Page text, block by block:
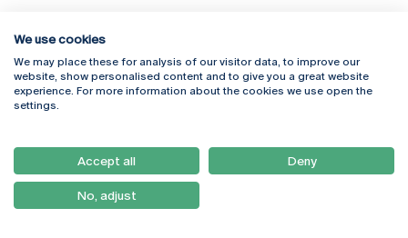
Rua Diogo Botelho 1327
4169-005 Porto
+351 226 196 240
Campus Online
Webmail
Como Chegar
Newsletter
We use cookies
We may place these for analysis of our visitor data, to improve our
website, show personalised content and to give you a great website
experience. For more information about the cookies we use open the
settings.
Accept all Deny
No, adjust